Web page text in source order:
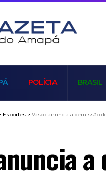
POLÍCIA BRASIL
Esportes > Vasco anuncia a demissão